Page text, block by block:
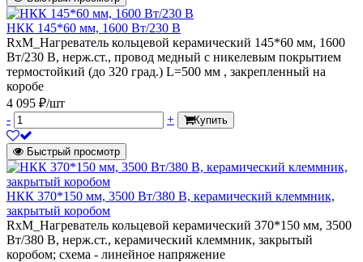
НКК 145*60 мм, 1600 Вт/230 В
RxM_Нагреватель кольцевой керамический 145*60 мм, 1600
Вт/230 В, нерж.ст., провод медный с никелевым покрытием
термостойкий (до 320 град.) L=500 мм , закрепленный на
коробе
4 095 ₽/шт
-
+ Купить
Быстрый просмотр
НКК 370*150 мм, 3500 Вт/380 В, керамический клеммник,
закрытый коробом
RxM_Нагреватель кольцевой керамический 370*150 мм, 3500
Вт/380 В, нерж.ст., керамический клеммник, закрытый
коробом; схема - линейное напряжение